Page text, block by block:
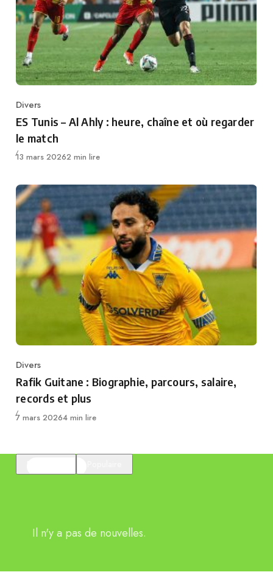
Category
Divers
ES Tunis – Al Ahly : heure, chaîne et où regarder
le match
Publié
13 mars 20262 min lire
Category
Divers
Rafik Guitane : Biographie, parcours, salaire,
records et plus
Publié
7 mars 20264 min lire
Il n'y a pas de nouvelles.